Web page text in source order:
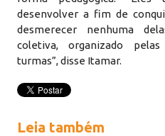
desenvolver a fim de
desmerecer nenhuma
coletiva, organizado
turmas”, disse Itamar.
Leia também